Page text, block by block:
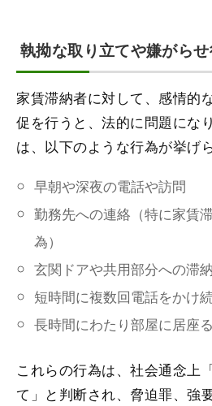
執拗な取り立てや嫌がら
家賃滞納者に対して、感情的
促を行うと、法的に問題にな
は、以下のような行為が挙げ
早朝や深夜の電話や訪問
勤務先への連絡（特に家賃
為）
玄関ドアや共用部分への滞
短時間に複数回電話をかけ
長時間にわたり部屋に居座
これらの行為は、社会通念上
て」と判断され、脅迫罪、強